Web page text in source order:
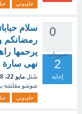
جاوبوني
0
تصويتات
2
إجابة
سلام
رمضانكم
يرحمها
نهى سارة
سُئل مايو 22، 2018
شوشو مقلشة
جاوبوني